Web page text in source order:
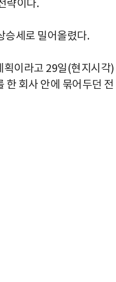
략이다.
승세로 밀어올렸다.
획이라고 29일(현지시각)
한 회사 안에 묶어두던 전